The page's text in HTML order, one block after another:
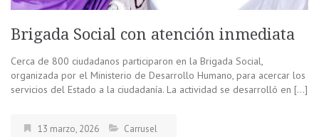
Brigada Social con atención inmediata
Cerca de 800 ciudadanos participaron en la Brigada Social,
organizada por el Ministerio de Desarrollo Humano, para acercar los
servicios del Estado a la ciudadanía. La actividad se desarrolló en […]
13 marzo, 2026 Carrusel